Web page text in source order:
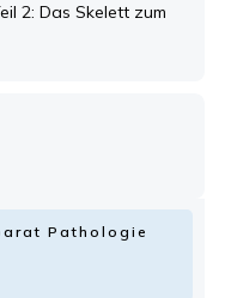
2: Das Skelett zum
Pathologie